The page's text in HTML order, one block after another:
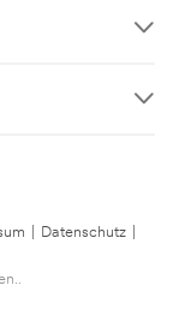
Datenschutz